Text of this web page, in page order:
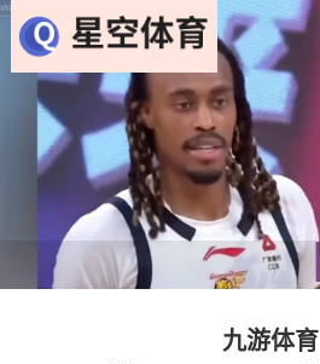
九游体育